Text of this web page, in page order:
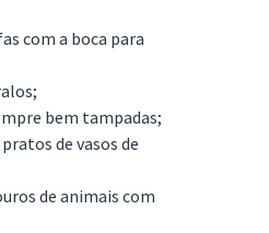
com a boca para
bem tampadas;
de vasos de
de animais com